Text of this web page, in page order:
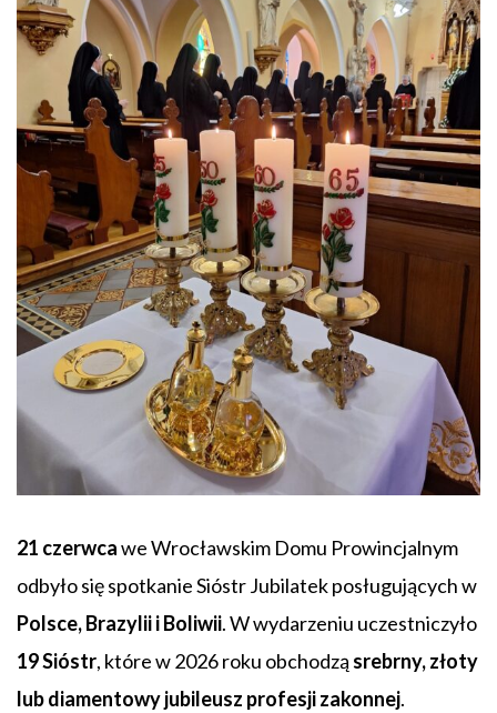
21 czerwcawe Wrocławskim Domu Prowincjalnym
odbyło się spotkanie Sióstr Jubilatek posługujących w
Polsce, Brazylii i Boliwii. W wydarzeniu uczestniczyło
19 Sióstr, które w 2026 roku obchodzą srebrny, złoty
lub diamentowy jubileusz profesji zakonnej.